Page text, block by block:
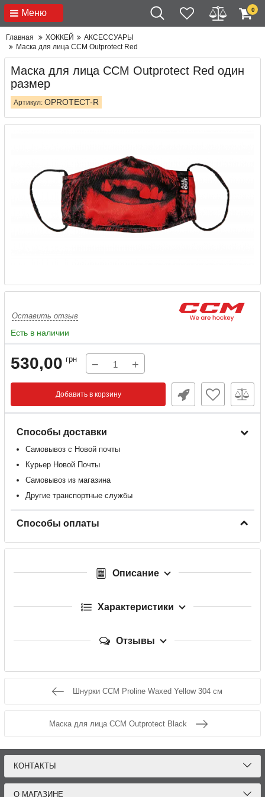
Меню 0
Главная ХОККЕЙ
АКСЕССУАРЫ
Маска для лица CCM Outprotect Red
Маска для лица CCM Outprotect Red один
размер
Артикул: OPROTECT-R
Оставить отзыв
Есть в наличии
530,00 грн − +
Добавить в корзину
Способы доставки
Самовывоз с Новой почты
Курьер Новой Почты
Самовывоз из магазина
Другие транспортные службы
Способы оплаты
Описание
Характеристики
Отзывы
Шнурки CCM Proline Waxed Yellow 304 см
Маска для лица CCM Outprotect Black
КОНТАКТЫ
О МАГАЗИНЕ